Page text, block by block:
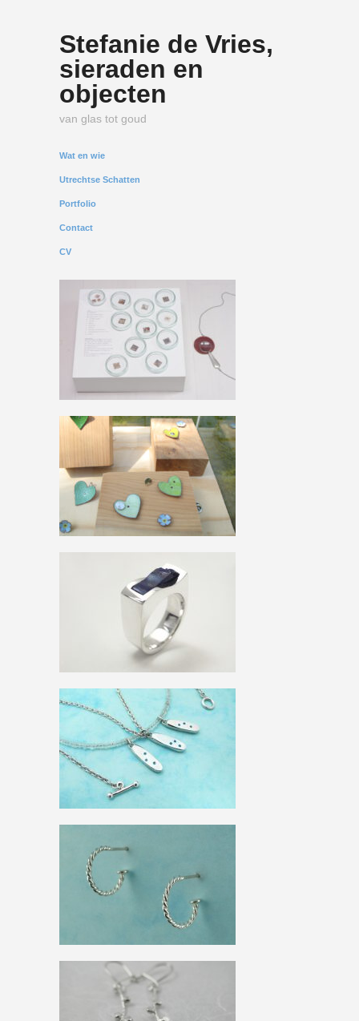
Stefanie de Vries,
sieraden en
objecten
van glas tot goud
Wat en wie
Utrechtse Schatten
Portfolio
Contact
CV